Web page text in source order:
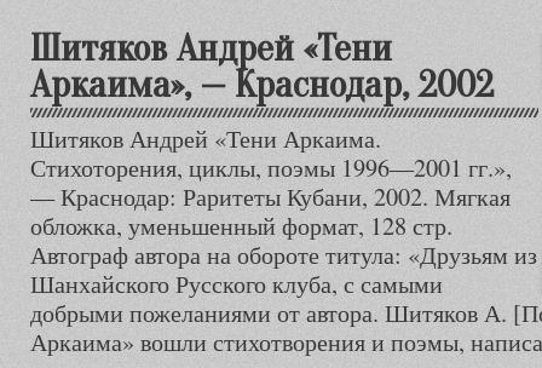
Шитяков Андрей «Тени
Аркаима», — Краснодар, 2002
Шитяков Андрей «Тени Аркаима.
Стихоторения, циклы, поэмы 1996—2001 гг.»,
— Краснодар: Раритеты Кубани, 2002. Мягкая
обложка, уменьшенный формат, 128 стр.
Автограф автора на обороте титула: «Друзьям из
Шанхайского Русского клуба, с самыми
добрыми пожеланиями от автора. Шитяков А.
Аркаима» вошли стихотворения и поэмы,